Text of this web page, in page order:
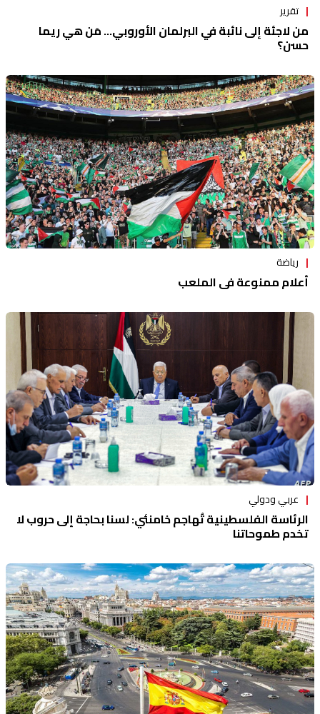
تقرير
من لاجئة إلى نائبة في البرلمان الأوروبي... مَن هي ريما
حسن؟
رياضة
أعلام ممنوعة في الملعب
عربي ودولي
الرئاسة الفلسطينية تُهاجم خامنئي: لسنا بحاجة إلى حروب لا
تخدم طموحاتنا